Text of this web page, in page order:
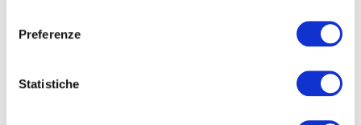
Preferenze
Statistiche